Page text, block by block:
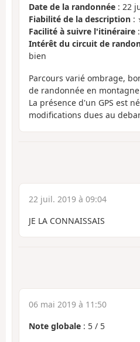
Date de la randonnée : 22
Fiabilité de la description :
Facilité à suivre l'itinéraire
Intérêt du circuit de
bien
Parcours varié ombrage,
de randonnée en montagne
La présence d'un GPS est
modifications dues au
22 juil. 2019 à 09:04
JE LA CONNAISSAIS
06 mai 2019 à 11:50
Note globale : 5 / 5